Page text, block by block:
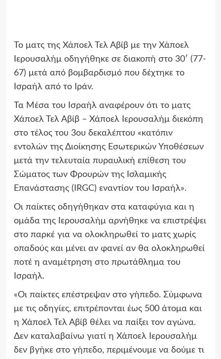
Το ματς της Χάποελ Τελ Αβίβ με την Χάποελ
Ιερουσαλήμ οδηγήθηκε σε διακοπή στο 30′ (77-
67) μετά από βομβαρδισμό που δέχτηκε το
Ισραήλ από το Ιράν.
Τα Μέσα του Ισραήλ αναφέρουν ότι το ματς
Χάποελ Τελ Αβίβ – Χάποελ Ιερουσαλήμ διεκόπη
στο τέλος του 3ου δεκαλέπτου «κατόπιν
εντολών της Διοίκησης Εσωτερικών Υποθέσεων
μετά την τελευταία πυραυλική επίθεση του
Σώματος των Φρουρών της Ισλαμικής
Επανάστασης (IRGC) εναντίον του Ισραήλ».
Οι παίκτες οδηγήθηκαν στα καταφύγια και η
ομάδα της Ιερουσαλήμ αρνήθηκε να επιστρέψει
στο παρκέ για να ολοκληρωθεί το ματς χωρίς
οπαδούς και μένει αν φανεί αν θα ολοκληρωθεί
ποτέ η αναμέτρηση στο πρωτάθλημα του
Ισραήλ.
«Οι παίκτες επέστρεψαν στο γήπεδο. Σύμφωνα
με τις οδηγίες, επιτρέπονται έως 500 άτομα και
η Χάποελ Τελ Αβίβ θέλει να παίξει τον αγώνα.
Δεν καταλαβαίνω γιατί η Χάποελ Ιερουσαλήμ
δεν βγήκε στο γήπεδο, περιμένουμε να δούμε τι